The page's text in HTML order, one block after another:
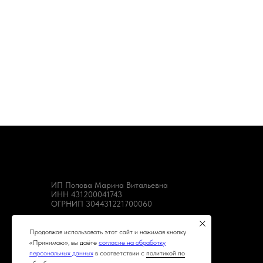
Продолжая использовать этот сайт и нажимая кнопку
«Принимаю», вы даёте согласие на обработку
персональных данных в соответствии с политикой по
ИП Попова Марина Витальевна
ИНН 431200041743
ОГРНИП 304431221700060